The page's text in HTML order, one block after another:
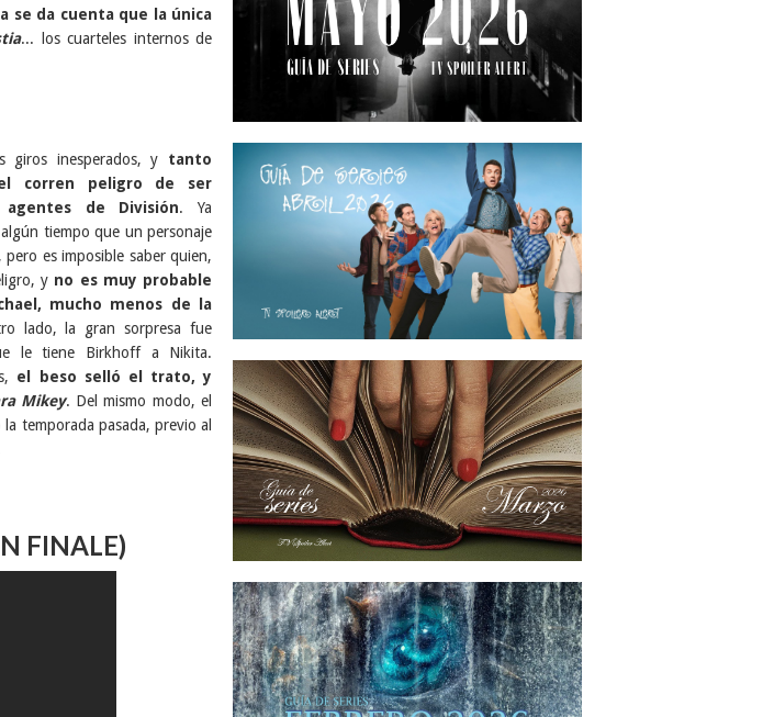
se da cuenta que la única
... los cuarteles internos de
giros inesperados, y tanto
corren peligro de ser
de División. Ya
tiempo que un personaje
es imposible saber quien,
y no es muy probable
mucho menos de la
lado, la gran sorpresa fue
le tiene Birkhoff a Nikita.
el beso selló el trato, y
Mikey. Del mismo modo, el
temporada pasada, previo al
FINALE)